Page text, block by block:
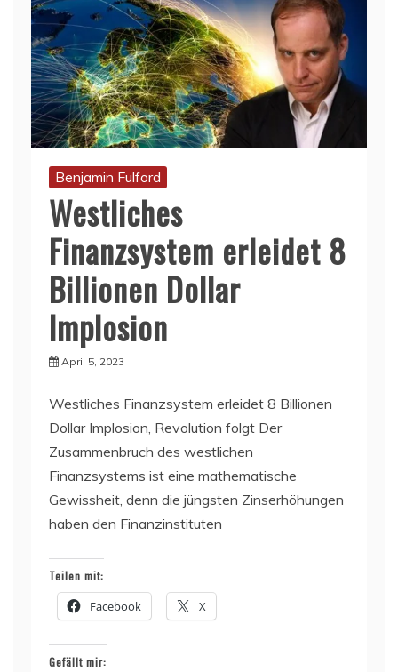
Benjamin Fulford
Westliches
Finanzsystem erleidet 8
Billionen Dollar
Implosion
April 5, 2023
Westliches Finanzsystem erleidet 8 Billionen
Dollar Implosion, Revolution folgt Der
Zusammenbruch des westlichen
Finanzsystems ist eine mathematische
Gewissheit, denn die jüngsten Zinserhöhungen
haben den Finanzinstituten
Teilen mit:
Facebook X
Gefällt mir: